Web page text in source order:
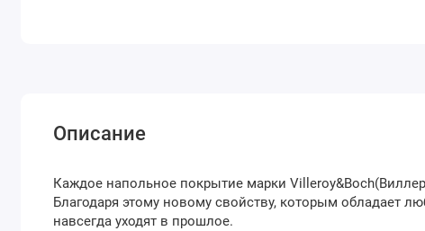
Описание
Каждое напольное покрытие марки
Благодаря этому новому свойству, которым обладает
навсегда уходят в прошлое.